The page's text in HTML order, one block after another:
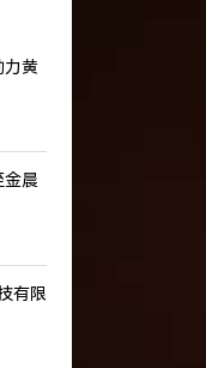
力黄
金晨
有限